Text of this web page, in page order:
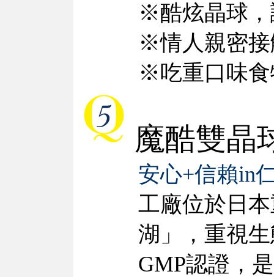
※酷炫晶球，
※情人親密接
※吃重口味
魔酷雙晶
安心+信賴in
工廠位於日
湖」，重視
GMP認證，